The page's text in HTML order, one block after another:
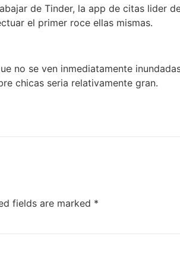
de Tinder, la app de citas lider
el primer roce ellas mismas.
no se ven inmediatamente
chicas seri­a relativamente gran.
fields are marked *